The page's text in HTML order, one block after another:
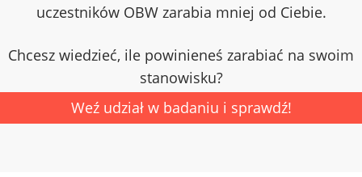
uczestników OBW zarabia mniej od Ciebie.
Chcesz wiedzieć, ile powinieneś zarabiać na swoim
stanowisku?
Weź udział w badaniu i sprawdź!